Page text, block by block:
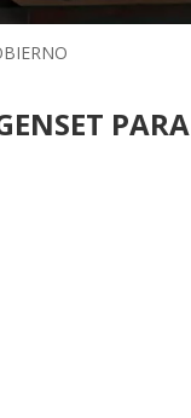
PARA